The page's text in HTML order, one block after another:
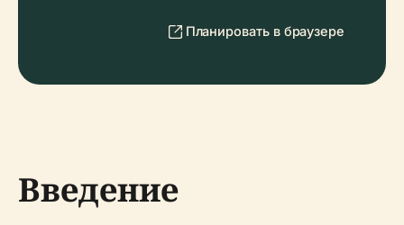
Планировать в браузере
Введение